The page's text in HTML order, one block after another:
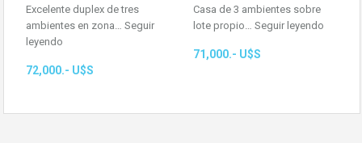
Excelente duplex de tres
ambientes en zona… Seguir
leyendo
72,000.- U$S
Casa de 3 ambientes sobre
lote propio… Seguir leyendo
71,000.- U$S